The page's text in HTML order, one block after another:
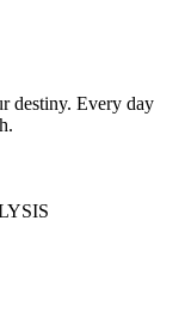
destiny. Every day